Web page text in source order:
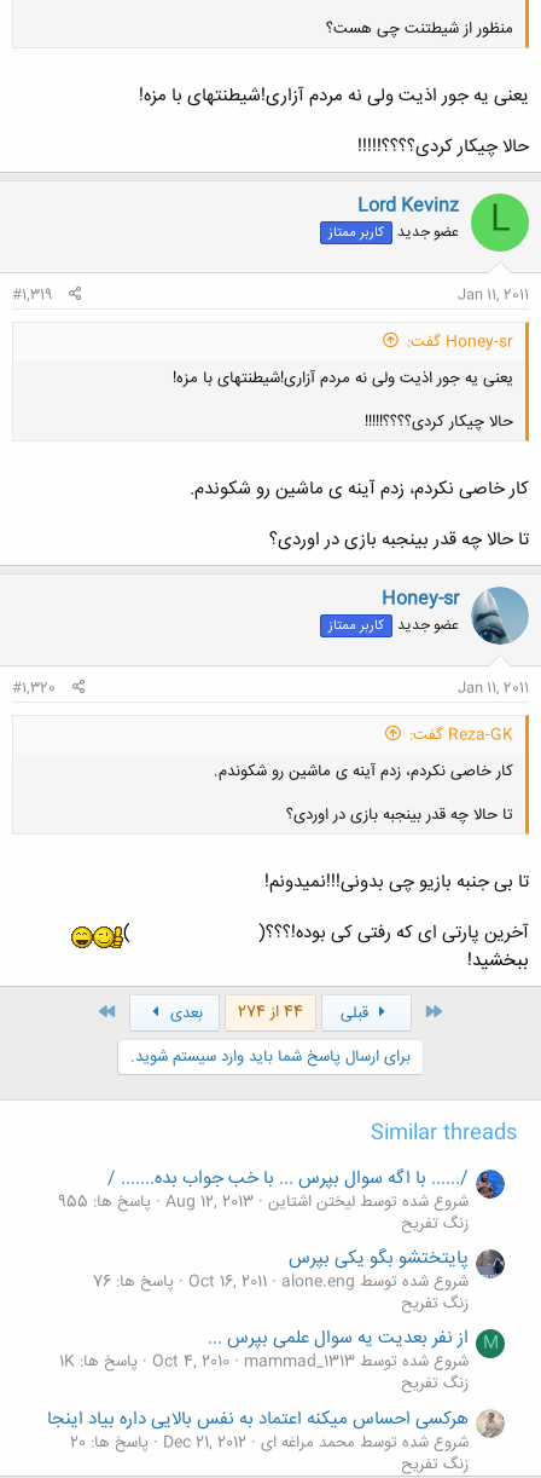
منظور از شیطتنت چی هست؟
یعنی یه جور اذیت ولی نه مردم آزاری!شیطنتهای با مزه!
حالا چیکار کردی؟؟؟؟!!!!!
L
Lord Kevinz
عضو جدید کاربر ممتاز
Jan 11, 2011
#1,319
Honey-sr گفت:
یعنی یه جور اذیت ولی نه مردم آزاری!شیطنتهای با مزه!
حالا چیکار کردی؟؟؟؟!!!!!
کلیک کنید تا باز شود...
کار خاصی نکردم، زدم آینه ی ماشین رو شکوندم.
تا حالا چه قدر بینجبه بازی در اوردی؟
Honey-sr
عضو جدید کاربر ممتاز
Jan 11, 2011
#1,320
Reza-GK گفت:
کار خاصی نکردم، زدم آینه ی ماشین رو شکوندم.
تا حالا چه قدر بینجبه بازی در اوردی؟
کلیک کنید تا باز شود...
تا بی جنبه بازیو چی بدونی!!!نمیدونم!
آخرین پارتی ای که رفتی کی بوده!؟؟؟(دارم آمارتو میگیرم )
ببخشید!
قبلی 44 از 274 بعدی
برای ارسال پاسخ شما باید وارد سیستم شوید.
Similar threads
/...... با اگه سوال بپرس ... با خب جواب بده....... /
شروع شده توسط لیختن اشتاین Aug 12, 2013 پاسخ ها: 955
زنگ تفريح
پایتختشو بگو یکی بپرس
شروع شده توسط alone.eng Oct 16, 2011
پاسخ ها: 76
زنگ تفريح
M از نفر بعدیت یه سوال علمی بپرس ...
شروع شده توسط mammad_1313 Oct 4, 2010
پاسخ ها: 1K
زنگ تفريح
هرکسی احساس میکنه اعتماد به نفس بالایی داره بیاد اینجا
شروع شده توسط محمد مراغه ای Dec 21, 2012
پاسخ ها: 20
زنگ تفريح